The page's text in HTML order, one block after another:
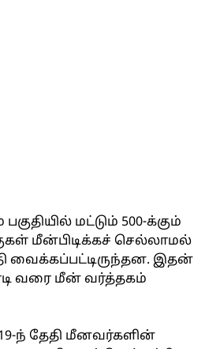
மட்டும் 500-க்கும்
மீன்பிடிக்கச் செல்லாமல்
வைக்கப்பட்டிருந்தன. இதன்
வரை மீன் வர்த்தகம்
ந் தேதி மீனவர்களின்